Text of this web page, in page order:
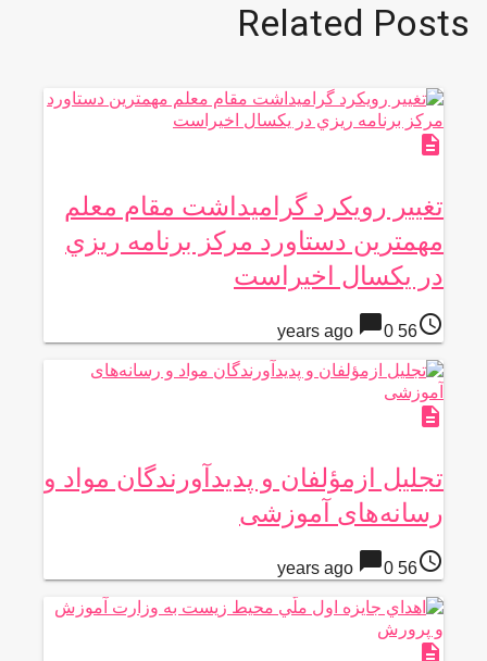
Related Posts
description
تغيير رويكرد گراميداشت مقام معلم
مهمترين دستاورد مركز برنامه ريزي
در يكسال اخيراست
access_time
56 years ago
chat_bubble0
description
تجليل ازمؤلفان و پدیدآورندگان مواد و
رسانه‌های آموزشی
access_time
56 years ago
chat_bubble0
description